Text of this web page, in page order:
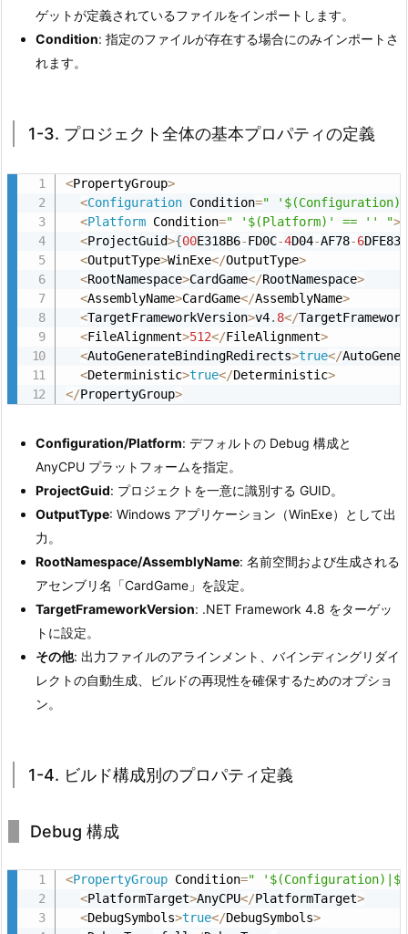
ェ
ク
ト
2.
2.
プ
ロ
イ
ン
ポ
ー
ト
2.
3.
1
-
3.
プ
ロ
ク
全
の
本
ゲットが定義されているファイルをインポートします。
Condition: 指定のファイルが存在する場合にのみインポートさ
れます。
1-3. プロジェクト全体の基本プロパティの定義
<PropertyGroup>
<Configuration Condition="
<Platform Condition=" '$(Platform)' == '' ">
<ProjectGuid>{00E318B6-FD0C-4D04-AF78-6
<OutputType>WinExe</OutputType>
<RootNamespace>CardGame</RootNamespace>
<AssemblyName>CardGame</AssemblyName>
<TargetFrameworkVersion>v4. 8</
<FileAlignment>512</FileAlignment>
<AutoGenerateBindingRedirects>true</
<Deterministic>true</Deterministic>
</PropertyGroup>
Configuration/Platform: デフォルトの Debug 構成と
AnyCPU プラットフォームを指定。
ProjectGuid: プロジェクトを一意に識別する GUID。
OutputType: Windows アプリケーション（WinExe）として出
力。
RootNamespace/AssemblyName: 名前空間および生成される
アセンブリ名「CardGame」を設定。
TargetFrameworkVersion: .NET Framework 4.8 をターゲッ
トに設定。
その他: 出力ファイルのアラインメント、バインディングリダイ
レクトの自動生成、ビルドの再現性を確保するためのオプショ
ン。
1-4. ビルド構成別のプロパティ定義
Debug 構成
<PropertyGroup Condition="
<PlatformTarget>AnyCPU</PlatformTarget>
<DebugSymbols>true</DebugSymbols>